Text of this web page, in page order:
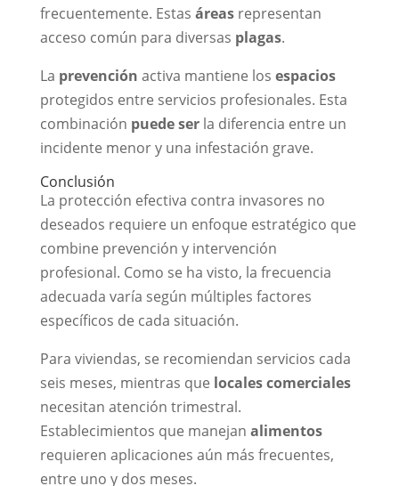
frecuentemente. Estas áreasrepresentan
acceso común para diversas plagas.
La prevención activa mantiene los espacios
protegidos entre servicios profesionales. Esta
combinación puede serla diferencia entre un
incidente menor y una infestación grave.
Conclusión
La protección efectiva contra invasores no
deseados requiere un enfoque estratégico que
combine prevención y intervención
profesional. Como se ha visto, la frecuencia
adecuada varía según múltiples factores
específicos de cada situación.
Para viviendas, se recomiendan servicios cada
seis meses, mientras que locales comerciales
necesitan atención trimestral.
Establecimientos que manejan alimentos
requieren aplicaciones aún más frecuentes,
entre uno y dos meses.